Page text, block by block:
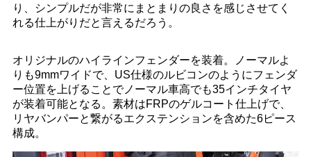
り、シンプルだが非常にまとまりの良さを感じさせてく
れる仕上がりだと言えるだろう。
オリジナルのハイラインフェンダーを装着。ノーマルよ
りも9mmワイドで、US仕様のルビコンのようにフェンダ
ー位置を上げることでノーマル車高でも35インチタイヤ
が装着可能となる。素材はFRPのゲルコート仕上げで、
リヤバンパーと繋がるエクステンションを含めた6ピース
構成。